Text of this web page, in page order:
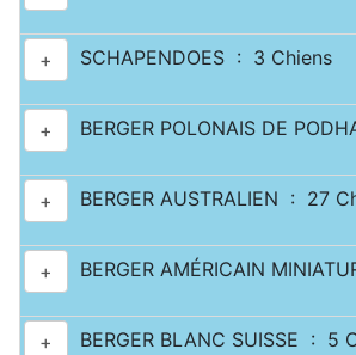
+ SCHAPENDOES : 3 Chiens
+ BERGER POLONAIS DE
+ BERGER AUSTRALIEN : 27
+ BERGER AMÉRICAIN
+ BERGER BLANC SUISSE : 5